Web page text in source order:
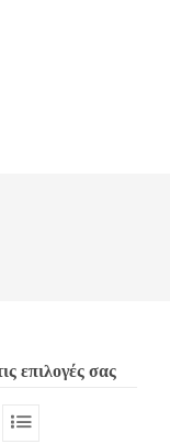
επιλογές σας